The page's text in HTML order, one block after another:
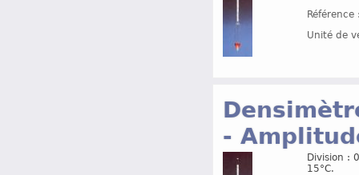
Unité de
-
Division :
15°C.